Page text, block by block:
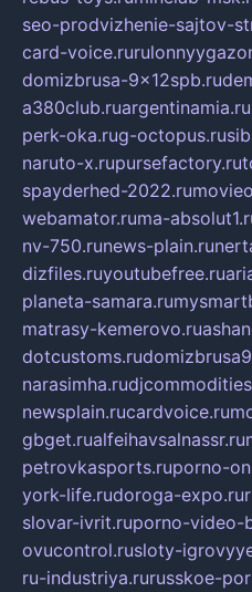
seo-prodvizhenie-sajtov-
card-voice.ru
domizbrusa-9x12spb.ru
a380club.ruargentinamia.ru
perk-oka.rug-octopus.ru
naruto-x.rupursefactory.ru
spayderhed-2022.ru
webamator.ruma-
nv-750.runews-plain.ru
dizfiles.ruyoutubefree.ru
planeta-samara.ru
matrasy-kemerovo.ru
dotcustoms.ru
narasimha.ru
newsplain.rucardvoice.ru
gbget.rualfeihavsalnassr.ru
petrovkasports.ruporno-
york-life.rudoroga-expo.ru
slovar-ivrit.ruporno-video-
ovucontrol.rusloty-
ru-industriya.rurusskoe-